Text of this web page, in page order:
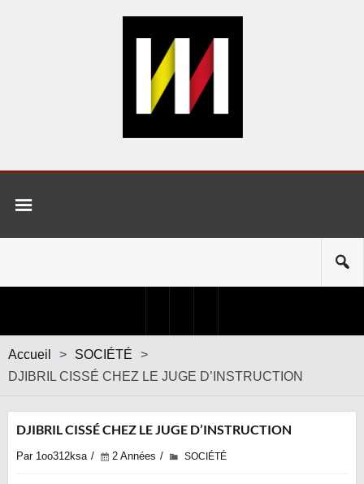
Accueil > SOCIÉTÉ
>
DJIBRIL CISSÉ CHEZ LE JUGE D’INSTRUCTION
DJIBRIL CISSÉ CHEZ LE JUGE D’INSTRUCTION
Par 1oo312ksa 2 Années SOCIÉTÉ